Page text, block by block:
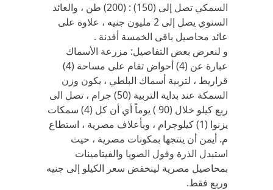
السمكي تصل إلى (150) : (200) طن ، والعائد
السنوي يصل إلى 2 مليون جنيه ، علاوة على
عائد محاصيل باقى الخمسة أفدنة .
و لنعرض بعض التفاصيل: مزرعة الأسماك
عبارة عن (4) أحواض تقام على مساحة (4)
قراريط ، لتربية أسماك البلطي ، يكون وزن
السمكة عند بداية التربية (50) جرام ، تصل الى
ربع كيلو خلال (90 ) يوماً أي أن كل (4) سمكات
يزنوا (1) كيلوجرام ، وبأعلاف مصرية ، استطاع
م. أيمن أن ينتجها بمكونات مصرية ، حيث
استبدل الذرة وفول الصويا والفيتامينات
بمحاصيل مصرية لينخفض سعر الكيلو إلى جنيه
وربع فقط.